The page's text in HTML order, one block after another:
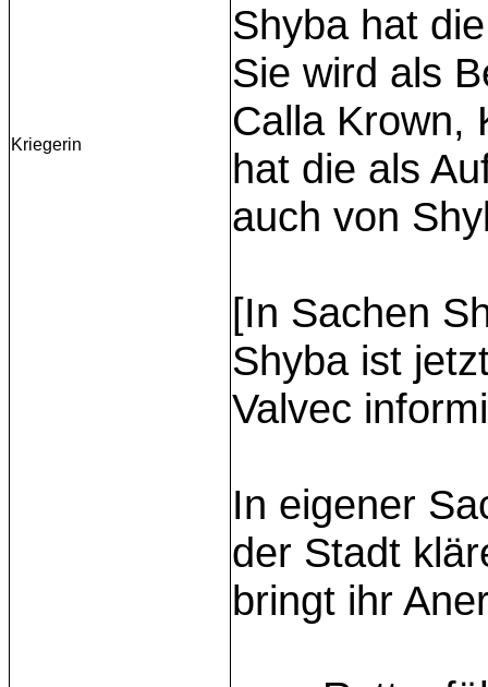
Kriegerin
Shyba hat
Sie wird als
Calla Krown,
hat die als
auch von
[In Sachen
Shyba ist
Valvec
In eigener
der Stadt
bringt ihr